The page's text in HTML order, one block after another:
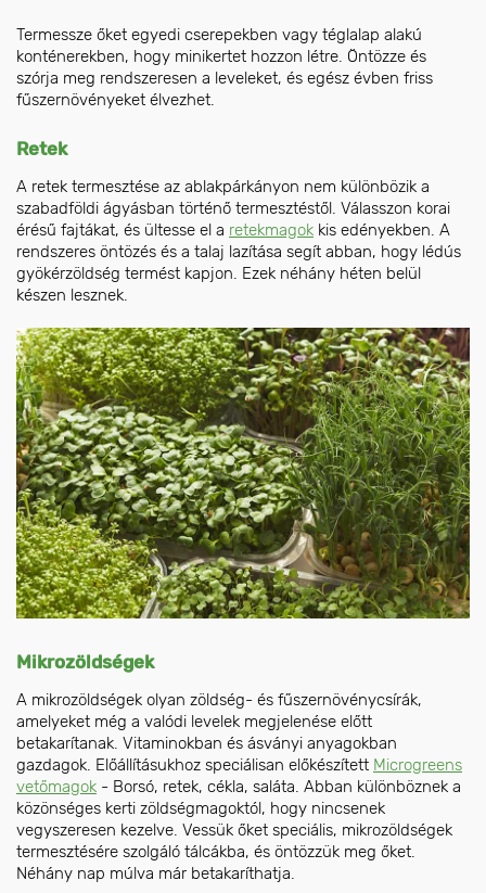
Termessze őket egyedi cserepekben vagy téglalap alakú
konténerekben, hogy minikertet hozzon létre. Öntözze és
szórja meg rendszeresen a leveleket, és egész évben friss
fűszernövényeket élvezhet.
Retek
A retek termesztése az ablakpárkányon nem különbözik a
szabadföldi ágyásban történő termesztéstől. Válasszon korai
érésű fajtákat, és ültesse el a retekmagok kis edényekben. A
rendszeres öntözés és a talaj lazítása segít abban, hogy lédús
gyökérzöldség termést kapjon. Ezek néhány héten belül
készen lesznek.
Mikrozöldségek
A mikrozöldségek olyan zöldség- és fűszernövénycsírák,
amelyeket még a valódi levelek megjelenése előtt
betakarítanak. Vitaminokban és ásványi anyagokban
gazdagok. Előállításukhoz speciálisan előkészített Microgreens
vetőmagok - Borsó, retek, cékla, saláta. Abban különböznek a
közönséges kerti zöldségmagoktól, hogy nincsenek
vegyszeresen kezelve. Vessük őket speciális, mikrozöldségek
termesztésére szolgáló tálcákba, és öntözzük meg őket.
Néhány nap múlva már betakaríthatja.